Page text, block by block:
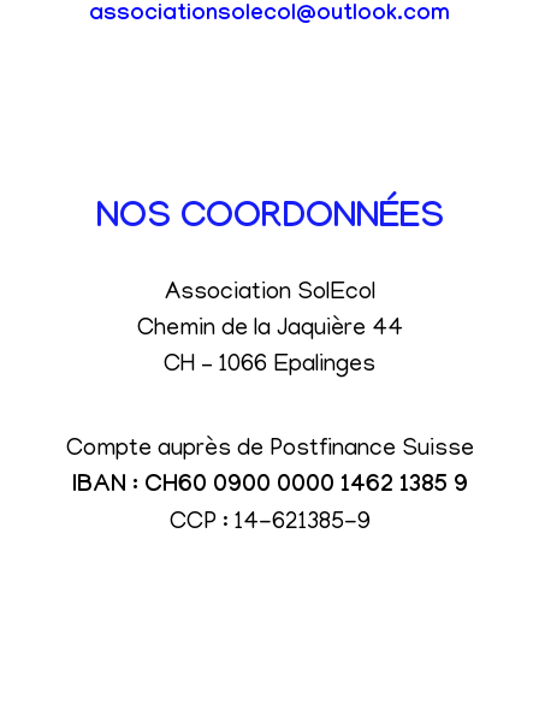
associationsolecol@outlook.com
NOS COORDONNÉES
Association SolEcol
Chemin de la Jaquière 44
CH – 1066 Epalinges
Compte auprès de Postfinance Suisse
IBAN : CH60 0900 0000 1462 1385 9
CCP : 14-621385-9